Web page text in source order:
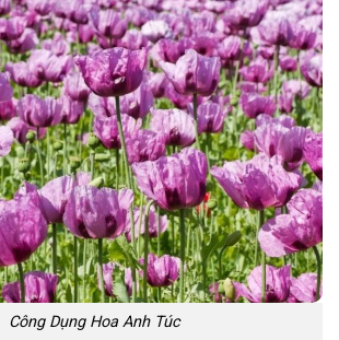
Công Dụng Hoa Anh Túc